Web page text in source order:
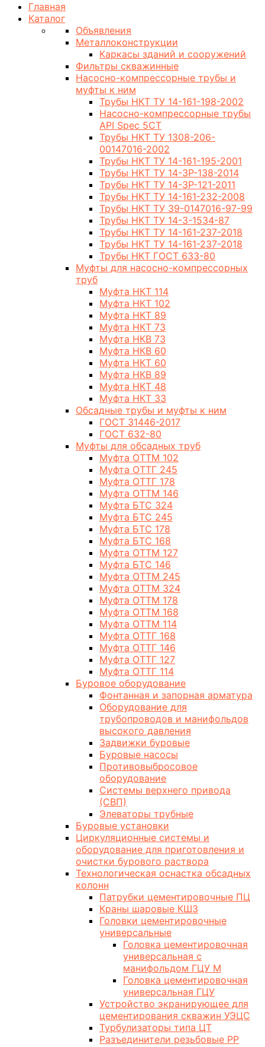
Главная
Каталог
Объявления
Металлоконструкции
Каркасы зданий и сооружений
Фильтры скважинные
Насосно-компрессорные трубы и
муфты к ним
Трубы НКТ ТУ 14-161-198-2002
Насосно-компрессорные трубы
API Spec 5CT
Трубы НКТ ТУ 1308-206-
00147016-2002
Трубы НКТ ТУ 14-161-195-2001
Трубы НКТ ТУ 14-3Р-138-2014
Трубы НКТ ТУ 14-3Р-121-2011
Трубы НКТ ТУ 14-161-232-2008
Трубы НКТ ТУ 39-0147016-97-99
Трубы НКТ ТУ 14-3-1534-87
Трубы НКТ ТУ 14-161-237-2018
Трубы НКТ ТУ 14-161-237-2018
Трубы НКТ ГОСТ 633-80
Муфты для насосно-компрессорных
труб
Муфта НКТ 114
Муфта НКТ 102
Муфта НКТ 89
Муфта НКТ 73
Муфта НКВ 73
Муфта НКВ 60
Муфта НКТ 60
Муфта НКВ 89
Муфта НКТ 48
Муфта НКТ 33
Обсадные трубы и муфты к ним
ГОСТ 31446-2017
ГОСТ 632-80
Муфты для обсадных труб
Муфта ОТТМ 102
Муфта ОТТГ 245
Муфта ОТТГ 178
Муфта ОТТМ 146
Муфта БТС 324
Муфта БТС 245
Муфта БТС 178
Муфта БТС 168
Муфта ОТТМ 127
Муфта БТС 146
Муфта ОТТМ 245
Муфта ОТТМ 324
Муфта ОТТМ 178
Муфта ОТТМ 168
Муфта ОТТМ 114
Муфта ОТТГ 168
Муфта ОТТГ 146
Муфта ОТТГ 127
Муфта ОТТГ 114
Буровое оборудование
Фонтанная и запорная арматура
Оборудование для
трубопроводов и манифольдов
высокого давления
Задвижки буровые
Буровые насосы
Противовыбросовое
оборудование
Системы верхнего привода
(СВП)
Элеваторы трубные
Буровые установки
Циркуляционные системы и
оборудование для приготовления и
очистки бурового раствора
Технологическая оснастка обсадных
колонн
Патрубки цементировочные ПЦ
Краны шаровые КШЗ
Головки цементировочные
универсальные
Головка цементировочная
универсальная с
манифольдом ГЦУ М
Головка цементировочная
универсальная ГЦУ
Устройство экранирующее для
цементирования скважин УЭЦС
Турбулизаторы типа ЦТ
Разъединители резьбовые РР